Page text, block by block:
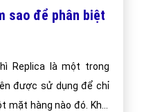
sao để phân biệt
Replica là một trong
được sử dụng để chỉ
mặt hàng nào đó. Khái